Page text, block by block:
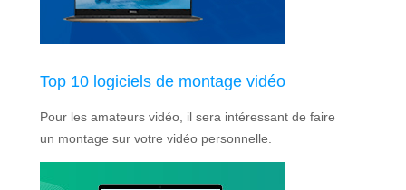
Top 10 logiciels de montage vidéo
Pour les amateurs vidéo, il sera intéressant de faire
un montage sur votre vidéo personnelle.